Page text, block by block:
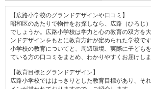
【広路小学校のグランドデザインや口コミ】
昭和区のあたりで物件をお探しなら、広路（ひろじ
でしょうか。広路小学校は学力と心の教育の双方を
ンドデザインをもとに教育方針が定められた学校で
小学校の教育についてと、周辺環境、実際に子ども
ている方の口コミをまとめ、わかりやすくお届けしま
【教育目標とグランドデザイン】
広路小学校でははっきりとした教育目標があり、そ